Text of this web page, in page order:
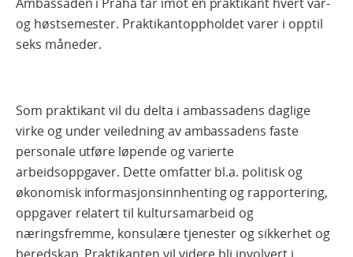
og høstsemester. Praktikantoppholdet varer i opptil
seks måneder.
Som praktikant vil du delta i ambassadens daglige
virke og under veiledning av ambassadens faste
personale utføre løpende og varierte
arbeidsoppgaver. Dette omfatter bl.a. politisk og
økonomisk informasjonsinnhenting og rapportering,
oppgaver relatert til kultursamarbeid og
næringsfremme, konsulære tjenester og sikkerhet og